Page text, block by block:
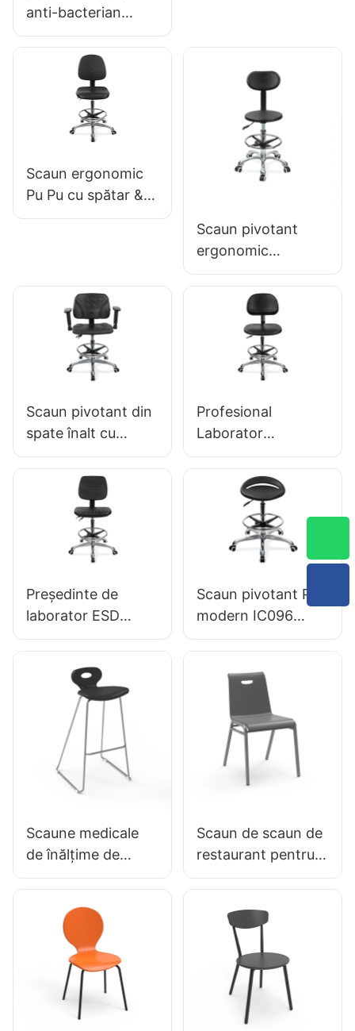
anti-bacterian
pentru linia de
asamblare a
atelierului IC015-2
ODM OEM
personalizat Hewei
aluminiu pentru
laboratoare/birouri
Scaun ergonomic
Pu Pu cu spătar &
Scaun integral din
Scaun pivotant
ergonomic
profesional IC142
cu spătar PU &
cotiere inel de
picior reglabil &
Baza de 5 stele
pentru laboratoare
Scaun pivotant din
spate înalt cu
cotiere reglabile
Scaun PU IC050
Suport lombar
Control înălțime de
înălțime de 5 stele
Baza de aluminiu
birou/laborator
Profesional
Laborator
Ergonomic Scaun
de spălare PU
Suport de 360 ​​°
Stable Stable 5
stele Proiectat
științific pentru
Președinte de
laborator ESD
Proiectare
spătarului PU
Scaun pivotant PU
modern IC096
Reglarea înălțimii
reglabil & Baza de 5
stele | Perfect
pentru Office &
Utilizarea studioului
Scaune medicale
de înălțime de
mijloc BC133
urgență producător
de scaune de
frunte Hewei
Scaun de scaun de
restaurant pentru
cină de familie
personalizat în vrac
cumpărat hewei